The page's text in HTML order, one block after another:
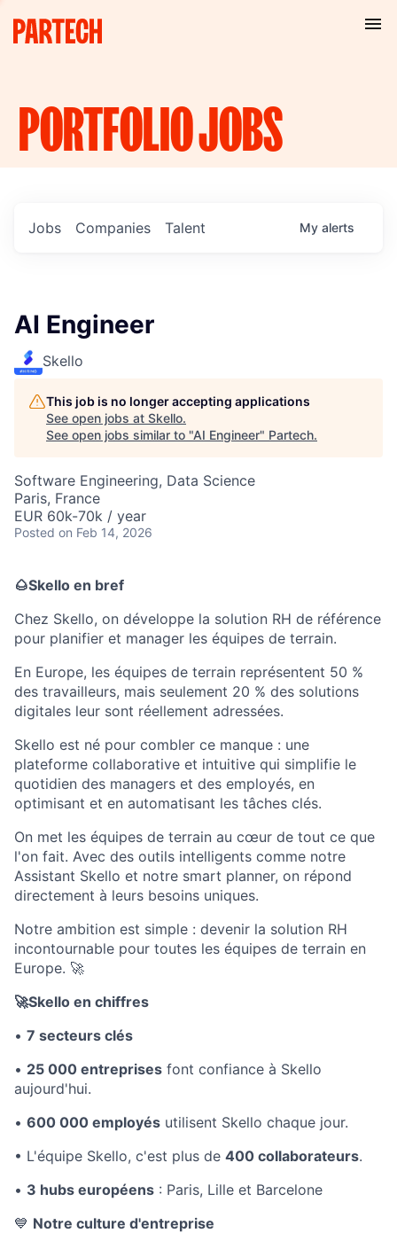
PORTFOLIOJOBS
Jobs Companies Talent My alerts
AI Engineer
Skello
This job is no longer accepting applications
See open jobs at Skello.
See open jobs similar to "AI Engineer" Partech.
Software Engineering, Data Science
Paris, France
EUR 60k-70k / year
Posted on Feb 14, 2026
🌰Skello en bref
Chez Skello, on développe la solution RH de référence
pour planifier et manager les équipes de terrain.
En Europe, les équipes de terrain représentent 50 %
des travailleurs, mais seulement 20 % des solutions
digitales leur sont réellement adressées.
Skello est né pour combler ce manque : une
plateforme collaborative et intuitive qui simplifie le
quotidien des managers et des employés, en
optimisant et en automatisant les tâches clés.
On met les équipes de terrain au cœur de tout ce que
l'on fait. Avec des outils intelligents comme notre
Assistant Skello et notre smart planner, on répond
directement à leurs besoins uniques.
Notre ambition est simple : devenir la solution RH
incontournable pour toutes les équipes de terrain en
Europe. 🚀
🚀Skello en chiffres
• 7 secteurs clés
• 25 000 entreprises font confiance à Skello
aujourd'hui.
• 600 000 employés utilisent Skello chaque jour.
• L'équipe Skello, c'est plus de 400 collaborateurs.
• 3 hubs européens : Paris, Lille et Barcelone
💙 Notre culture d'entreprise